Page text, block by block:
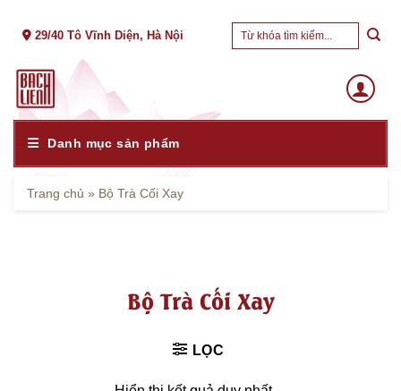
29/40 Tô Vĩnh Diện, Hà Nội
Tìm
Danh mục sản phẩm
Trang chủ » Bộ Trà Cối Xay
Bộ Trà Cối Xay
LỌC